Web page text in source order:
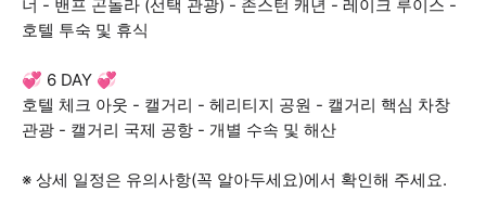
너 - 밴프 곤돌라 (선택 관광) - 존스턴 캐년 - 레이크 루이스 -
호텔 투숙 및 휴식
💞 6 DAY 💞
호텔 체크 아웃 - 캘거리 - 헤리티지 공원 - 캘거리 핵심 차창
관광 - 캘거리 국제 공항 - 개별 수속 및 해산
※ 상세 일정은 유의사항(꼭 알아두세요)에서 확인해 주세요.